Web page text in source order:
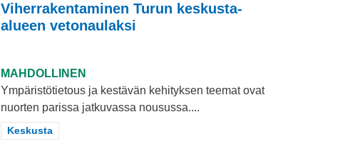
Viherrakentaminen Turun keskusta-
alueen vetonaulaksi
MAHDOLLINEN
Ympäristötietous ja kestävän kehityksen teemat ovat
nuorten parissa jatkuvassa nousussa....
Rajaa tulokset teeman mukaan: Keskusta
Keskusta